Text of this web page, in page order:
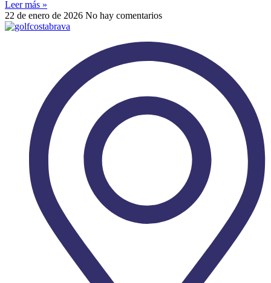
Leer más »
22 de enero de 2026 No hay comentarios